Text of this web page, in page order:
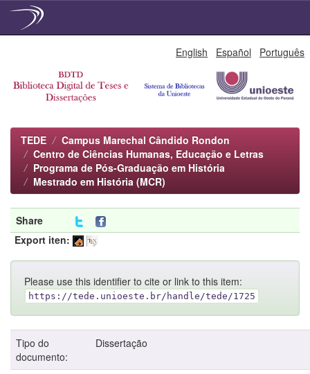
English Español Português
TEDE
Campus Marechal Cândido Rondon
Centro de Ciências Humanas, Educação e Letras
Programa de Pós-Graduação em História
Mestrado em História (MCR)
Share
Export iten:
Please use this identifier to cite or link to this item:
https://tede.unioeste.br/handle/tede/1725
Tipo do
documento:
Dissertação